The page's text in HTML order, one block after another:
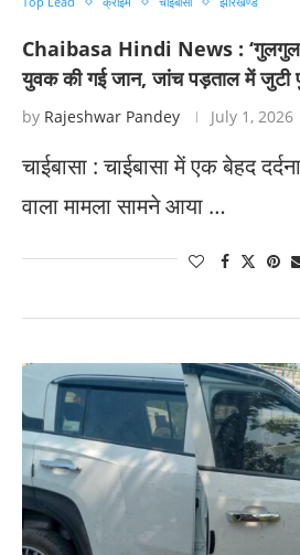
Chaibasa Hindi News :
युवक की गई जान, जांच पड़ताल में जुटी
by Rajeshwar Pandey July 1, 2026
चाईबासा : चाईबासा में एक बेहद
वाला मामला सामने आया …